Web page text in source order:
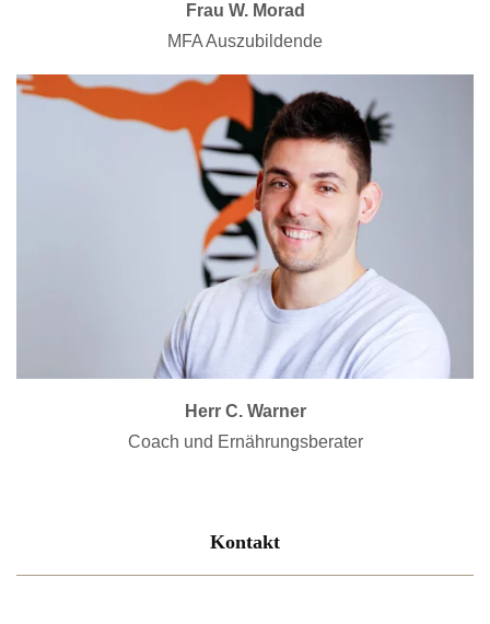
Frau W. Morad
MFA Auszubildende
Herr C. Warner
Coach und Ernährungsberater
Kontakt